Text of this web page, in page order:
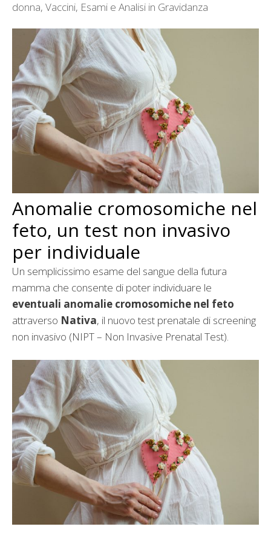
donna, Vaccini, Esami e Analisi in Gravidanza
Anomalie cromosomiche nel
feto, un test non invasivo
per individuale
Un semplicissimo esame del sangue della futura
mamma che consente di poter individuare le
eventuali anomalie cromosomiche nel feto
attraverso Nativa, il nuovo test prenatale di screening
non invasivo (NIPT – Non Invasive Prenatal Test).